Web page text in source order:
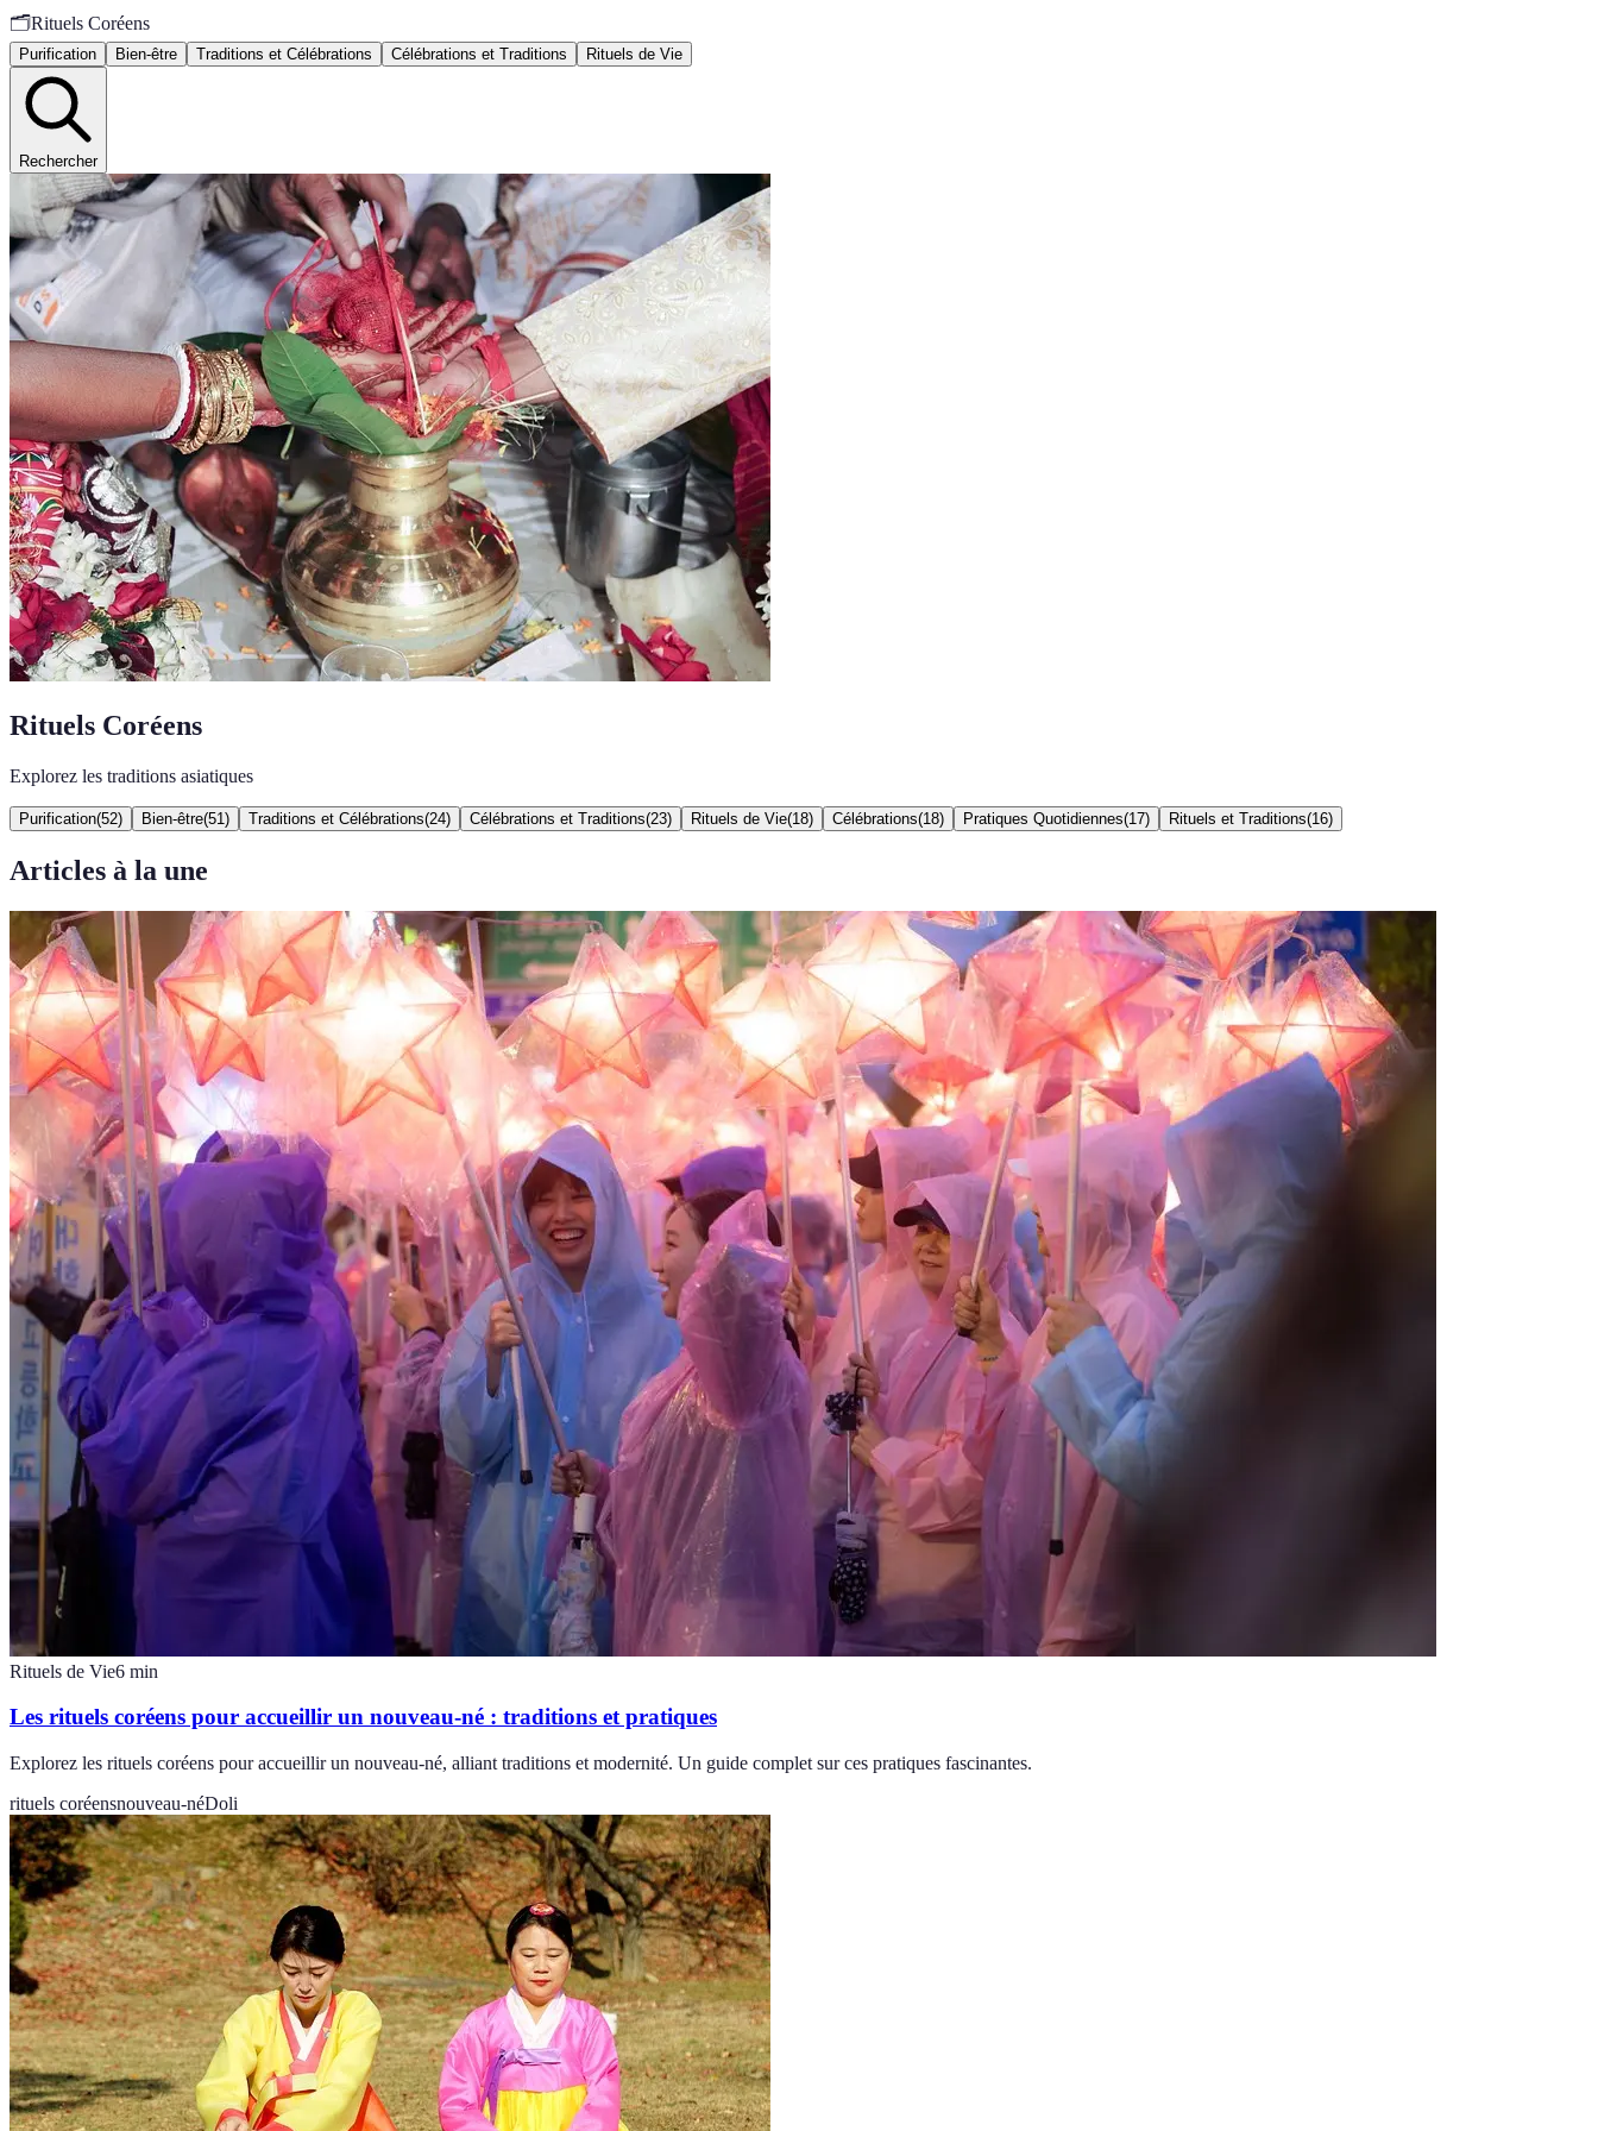
🗂️Rituels Coréens
Purification Bien-être Traditions et Célébrations Célébrations et Traditions Rituels de Vie
Rechercher
Rituels Coréens
Explorez les traditions asiatiques
Purification(52) Bien-être(51 ) Traditions et Célébrations(24) Célébrations et Traditions(23) Rituels de Vie(18) Célébrations(18) Pratiques Quotidiennes(17) Rituels et Traditions(16)
Articles à la une
Rituels de Vie6 min
Les rituels coréens pour accueillir un nouveau-né : traditions et pratiques
Explorez les rituels coréens pour accueillir un nouveau-né, alliant traditions et modernité. Un guide complet sur ces pratiques fascinantes.
rituels coréensnouveau-néDoli